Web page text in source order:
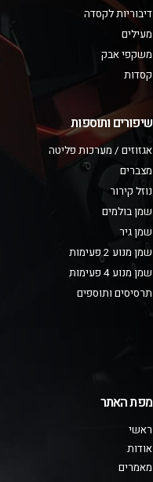
דיבוריות לקסדה
מעילים
משקפי אבק
קסדות
שיפורים ותוספות
אגזוזים / מערכות פליטה
מצברים
נוזל קירור
שמן בולמים
שמן גיר
שמן מנוע 2 פעימות
שמן מנוע 4 פעימות
תרסיסים ותוספים
מפת האתר
ראשי
אודות
מאמרים